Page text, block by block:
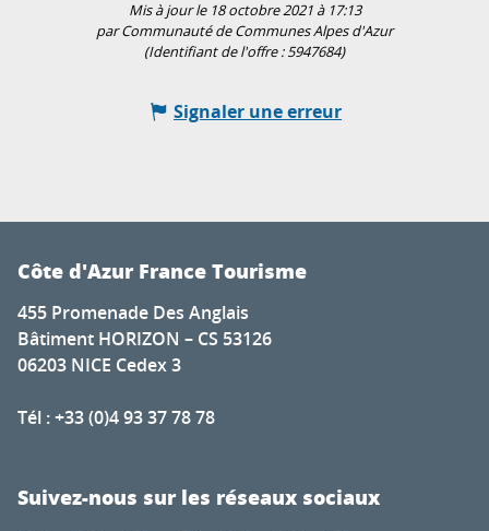
Mis à jour le 18 octobre 2021 à 17:13
par Communauté de Communes Alpes d'Azur
(Identifiant de l'offre :5947684)
Signaler une erreur
Côte d'Azur France Tourisme
455 Promenade Des Anglais
Bâtiment HORIZON – CS 53126
06203 NICE Cedex 3
Tél : +33 (0)4 93 37 78 78
Suivez-nous sur les réseaux sociaux